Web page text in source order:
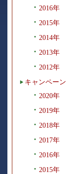
2016年
2015年
2014年
2013年
2012年
キャンペーン
2020年
2019年
2018年
2017年
2016年
2015年